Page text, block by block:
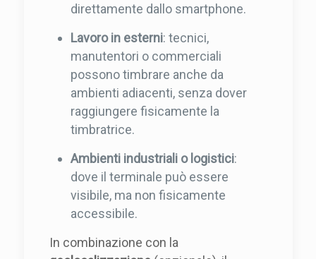
direttamente dallo smartphone.
Lavoro in esterni: tecnici,
manutentori o commerciali
possono timbrare anche da
ambienti adiacenti, senza dover
raggiungere fisicamente la
timbratrice.
Ambienti industriali o logistici:
dove il terminale può essere
visibile, ma non fisicamente
accessibile.
In combinazione con la